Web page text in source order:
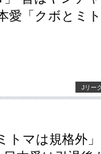
愛「クボとミ
Jリー
トマは規格外